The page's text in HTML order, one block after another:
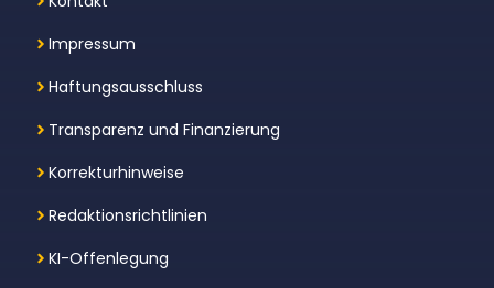
Impressum
Haftungsausschluss
Transparenz und Finanzierung
Korrekturhinweise
Redaktionsrichtlinien
KI-Offenlegung